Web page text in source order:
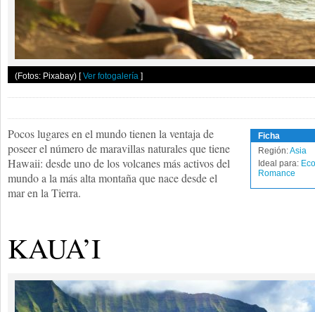
(Fotos: Pixabay) [Ver fotogalería ]
Ficha
Región:Asia
Ideal para:
Romance
Pocos lugares en el mundo tienen la ventaja de
poseer el número de maravillas naturales que tiene
Hawaii: desde uno de los volcanes más activos del
mundo a la más alta montaña que nace desde el
mar en la Tierra.
KAUA’I